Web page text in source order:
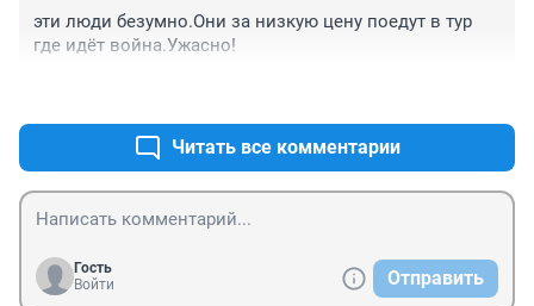
эти люди безумно.Они за низкую цену поедут в тур
где идёт война.Ужасно!
Читать все комментарии
Гость
Войти
Отправить